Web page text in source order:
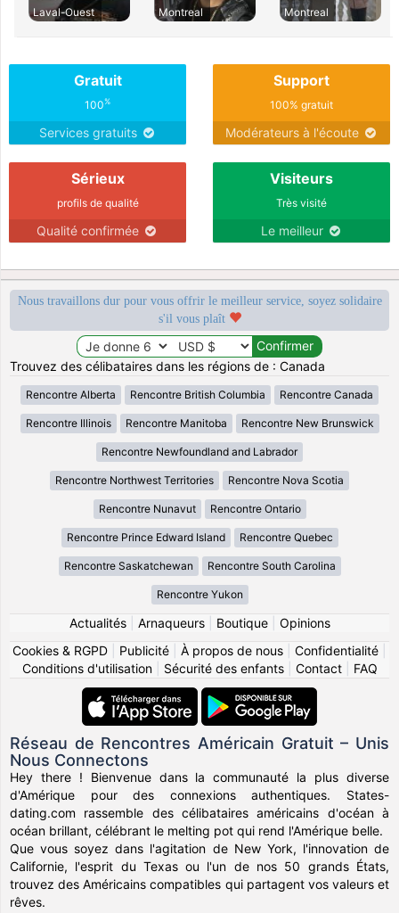
Laval-Ouest
Montreal
Montreal
Gratuit
100%
Services gratuits
Support
100% gratuit
Modérateurs à l'écoute
Sérieux
profils de qualité
Qualité confirmée
Visiteurs
Très visité
Le meilleur
Nous travaillons dur pour vous offrir le meilleur service, soyez solidaire
s'il vous plaît
Trouvez des célibataires dans les régions de : Canada
Rencontre Alberta Rencontre British Columbia Rencontre Canada
Rencontre Illinois Rencontre Manitoba Rencontre New Brunswick
Rencontre Newfoundland and Labrador
Rencontre Northwest Territories Rencontre Nova Scotia
Rencontre Nunavut Rencontre Ontario
Rencontre Prince Edward Island Rencontre Quebec
Rencontre Saskatchewan Rencontre South Carolina
Rencontre Yukon
Actualités| Arnaqueurs| Boutique| Opinions
Cookies & RGPD
Publicité À propos de nous Confidentialité
Conditions d'utilisation| Sécurité des enfants| Contact| FAQ
Réseau de Rencontres Américain Gratuit – Unis
Nous Connectons
Hey there ! Bienvenue dans la communauté la plus diverse
d'Amérique pour des connexions authentiques. States-
dating.com rassemble des célibataires américains d'océan à
océan brillant, célébrant le melting pot qui rend l'Amérique belle.
Que vous soyez dans l'agitation de New York, l'innovation de
Californie, l'esprit du Texas ou l'un de nos 50 grands États,
trouvez des Américains compatibles qui partagent vos valeurs et
rêves.